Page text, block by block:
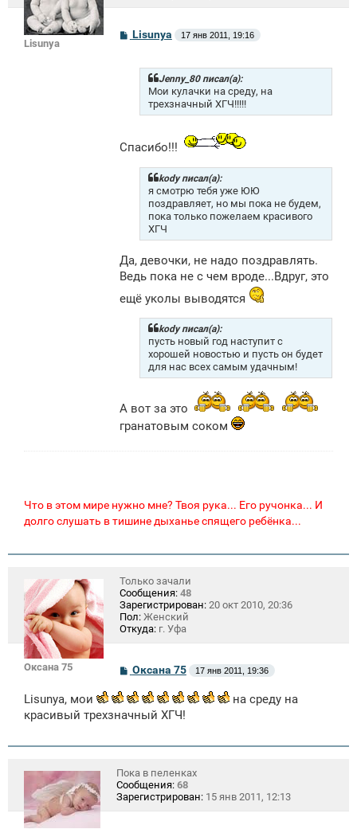
Lisunya
СLisunya 17 янв 2011, 19:16
Jenny_80 писал(а):
Мои кулачки на среду, на
трехзначный ХГЧ!!!!!
Спасибо!!!
kody писал(а):
я смотрю тебя уже ЮЮ
поздравляет, но мы пока не будем,
пока только пожелаем красивого
ХГЧ
Да, девочки, не надо поздравлять.
Ведь пока не с чем вроде...Вдруг, это
ещё уколы выводятся
kody писал(а):
пусть новый год наступит с
хорошей новостью и пусть он будет
для нас всех самым удачным!
А вот за это
гранатовым соком
Что в этом мире нужно мне? Твоя рука... Его ручонка... И
долго слушать в тишине дыханье спящего ребёнка...
Оксана 75
Только зачали
Сообщения: 48
Зарегистрирован: 20 окт 2010, 20:36
Пол: Женский
Откуда: г. Уфа
С
о
о
б
щ
и
Оксана 75 17 янв 2011, 19:36
Lisunya, мои
на среду на
красивый трехзначный ХГЧ!
Пока в пеленках
Сообщения: 68
Зарегистрирован: 15 янв 2011, 12:13